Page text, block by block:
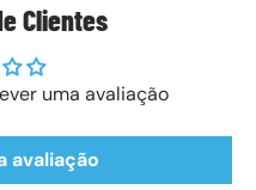
Clientes
uma avaliação
avaliação